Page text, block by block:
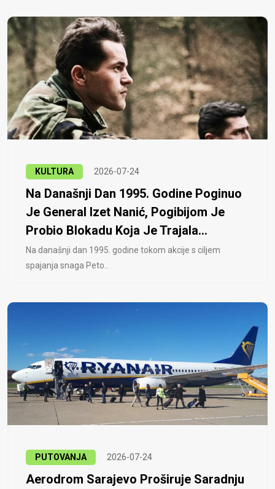
KULTURA 2026-07-24
Na Današnji Dan 1995. Godine Poginuo
Je General Izet Nanić, Pogibijom Je
Probio Blokadu Koja Je Trajala...
Na današnji dan 1995. godine tokom akcije s ciljem
spajanja snaga Peto..
PUTOVANJA 2026-07-24
Aerodrom Sarajevo Proširuje Saradnju